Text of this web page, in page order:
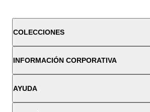
COLECCIONES
INFORMACIÓN CORPORATIVA
AYUDA